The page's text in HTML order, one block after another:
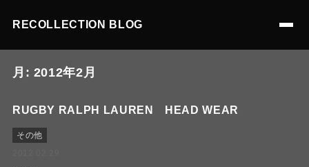
RECOLLECTION BLOG
月: 2012年2月
RUGBY RALPH LAUREN HEAD WEAR
その他